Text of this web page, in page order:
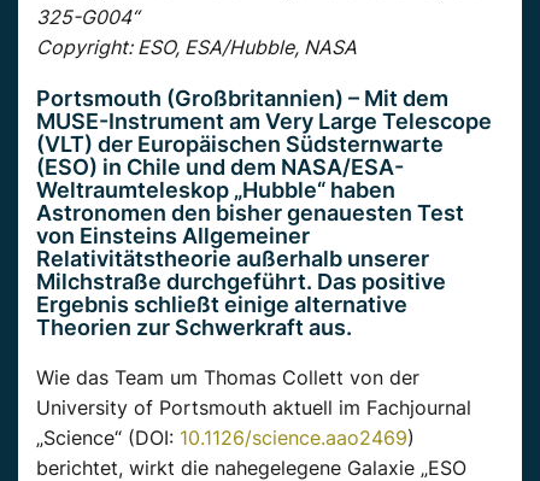
325-G004“
Copyright: ESO, ESA/Hubble, NASA
Portsmouth (Großbritannien) – Mit dem
MUSE-Instrument am Very Large Telescope
(VLT) der Europäischen Südsternwarte
(ESO) in Chile und dem NASA/ESA-
Weltraumteleskop „Hubble“ haben
Astronomen den bisher genauesten Test
von Einsteins Allgemeiner
Relativitätstheorie außerhalb unserer
Milchstraße durchgeführt. Das positive
Ergebnis schließt einige alternative
Theorien zur Schwerkraft aus.
Wie das Team um Thomas Collett von der
University of Portsmouth aktuell im Fachjournal
„Science“ (DOI: 10.1126/science.aao2469)
berichtet, wirkt die nahegelegene Galaxie „ESO